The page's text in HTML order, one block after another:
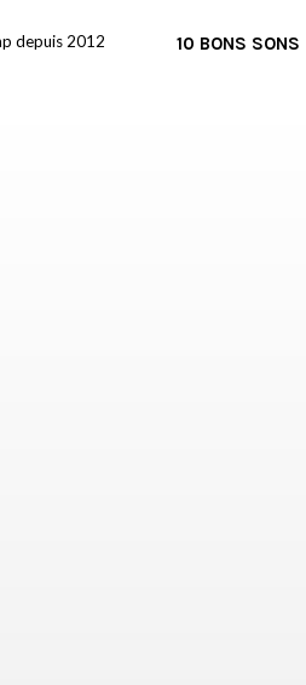
depuis 2012 10 BONS SONS